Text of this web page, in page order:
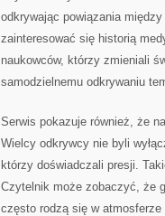
odkrywając powiązania
zainteresować się historią
naukowców, którzy zmieniali
samodzielnemu odkrywaniu
Serwis pokazuje również, że
Wielcy odkrywcy nie byli
którzy doświadczali presji.
Czytelnik może zobaczyć, że
często rodzą się w